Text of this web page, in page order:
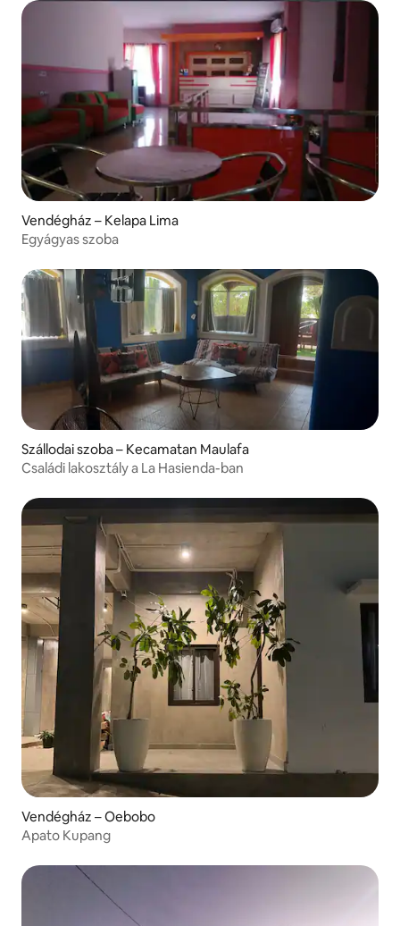
Vendégház – Kelapa Lima
Egyágyas szoba
Szállodai szoba – Kecamatan Maulafa
Családi lakosztály a La Hasienda-ban
Vendégház – Oebobo
Apato Kupang